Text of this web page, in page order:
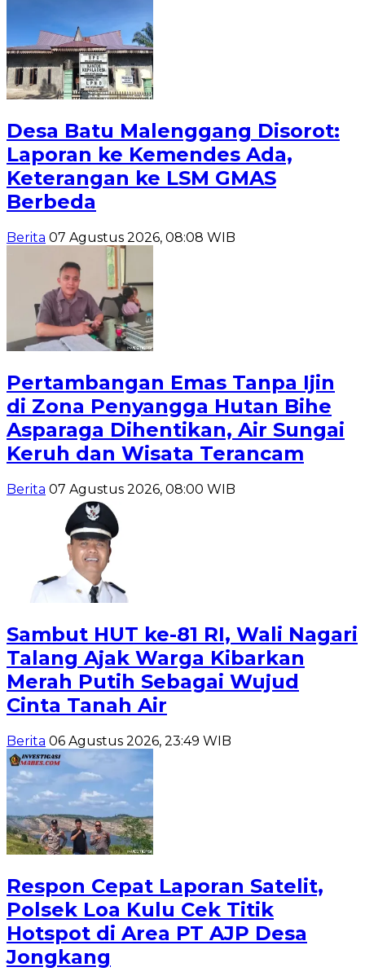
Desa Batu Malenggang Disorot:
Laporan ke Kemendes Ada,
Keterangan ke LSM GMAS
Berbeda
Berita 07 Agustus 2026, 08:08 WIB
Pertambangan Emas Tanpa Ijin
di Zona Penyangga Hutan Bihe
Asparaga Dihentikan, Air Sungai
Keruh dan Wisata Terancam
Berita 07 Agustus 2026, 08:00 WIB
Sambut HUT ke-81 RI, Wali Nagari
Talang Ajak Warga Kibarkan
Merah Putih Sebagai Wujud
Cinta Tanah Air
Berita 06 Agustus 2026, 23:49 WIB
Respon Cepat Laporan Satelit,
Polsek Loa Kulu Cek Titik
Hotspot di Area PT AJP Desa
Jongkang